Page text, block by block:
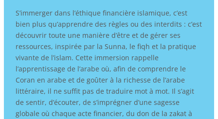
S’immerger dans l’éthique financière islamique, c’est
bien plus qu’apprendre des règles ou des interdits : c’est
découvrir toute une manière d’être et de gérer ses
ressources, inspirée par la Sunna, le fiqh et la pratique
vivante de l’islam. Cette immersion rappelle
l’apprentissage de l’arabe où, afin de comprendre le
Coran en arabe et de goûter à la richesse de l’arabe
littéraire, il ne suffit pas de traduire mot à mot. Il s’agit
de sentir, d’écouter, de s’imprégner d’une sagesse
globale où chaque acte financier, du don de la zakat à